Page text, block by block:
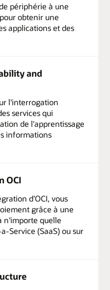
périphérie à une
obtenir une
applications et des
and
l'interrogation
services qui
de l'apprentissage
informations
OCI
d'OCI, vous
grâce à une
n'importe quelle
Service (SaaS) ou sur